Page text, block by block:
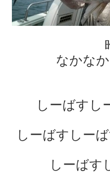
なかな
しーばすし
しーばすしー
しーばす